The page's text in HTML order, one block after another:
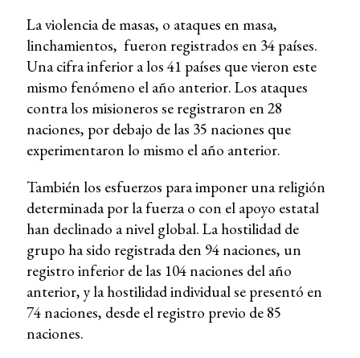
La violencia de masas, o ataques en masa,
linchamientos, fueron registrados en 34 países.
Una cifra inferior a los 41 países que vieron este
mismo fenómeno el año anterior. Los ataques
contra los misioneros se registraron en 28
naciones, por debajo de las 35 naciones que
experimentaron lo mismo el año anterior.
También los esfuerzos para imponer una religión
determinada por la fuerza o con el apoyo estatal
han declinado a nivel global. La hostilidad de
grupo ha sido registrada den 94 naciones, un
registro inferior de las 104 naciones del año
anterior, y la hostilidad individual se presentó en
74 naciones, desde el registro previo de 85
naciones.